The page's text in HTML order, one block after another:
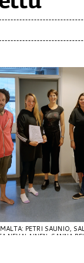
PETRI SAUNIO,
NEVALAINEN, SANNA